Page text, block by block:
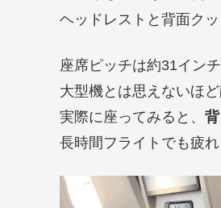
ヘッドレストと背面ク
座席ピッチは約31イン
大型機とは思えないほ
実際に座ってみると、
長時間フライトでも疲れ